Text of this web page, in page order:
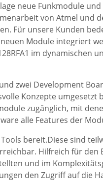
neue Funkmodule
von Atmel und
Für unsere Kunden
Module integriert
im dynamischen
zwei Development
Konzepte umgesetzt
zugänglich, mit
alle Features der
bereit.Diese sind
Hilfreich für den
und im
den Zugriff auf die